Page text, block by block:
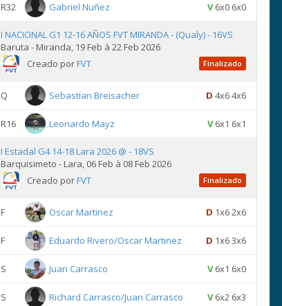
R32 Gabriel Nuñez V6x0 6x0
I NACIONAL G1 12-16 AÑOS FVT MIRANDA - (Qualy) - 16VS
Baruta - Miranda, 19 Feb à 22 Feb 2026
Creado porFVT Finalizado
Q Sebastian Breisacher D 4x6 4x6
R16 Leonardo Mayz V6x1 6x1
I Estadal G4 14-18 Lara 2026 @ - 18VS
Barquisimeto - Lara, 06 Feb à 08 Feb 2026
Creado porFVT Finalizado
F Oscar Martinez D 1x6 2x6
F Eduardo Rivero/Oscar Martinez D 1x6 3x6
S Juan Carrasco V6x1 6x0
S Richard Carrasco/Juan Carrasco V6x2 6x3